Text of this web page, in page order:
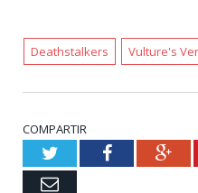
Deathstalkers Vulture's
COMPARTIR
TwitterFacebook
Email